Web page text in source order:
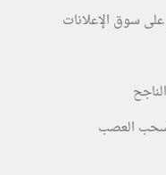
ممتاز جدا
خدمات كروتسوق الإعلانات
العصب